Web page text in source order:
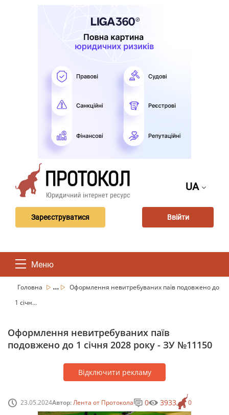
UA
Зареєструватися Ввійти
Меню
Головна ...
Оформлення невитребуваних паїв подовжено до
1 січн...
Оформлення невитребуваних паїв
подовжено до 1 січня 2028 року - ЗУ №11150
Відключити рекламу
23.05.2024Автор:Лента от Протокола 0
0 3933